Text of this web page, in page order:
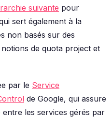
suivante pour
sert également à la
non basés sur des
de quota project et
par le Service
de Google, qui assure
les services gérés par